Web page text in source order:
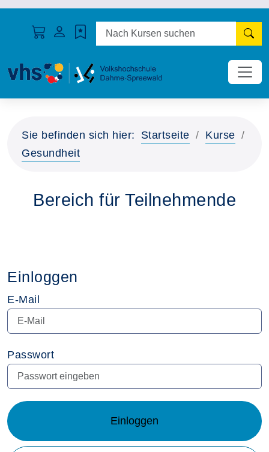
Sie befinden sich hier: Startseite
Kurse
Gesundheit
Bereich für Teilnehmende
Einloggen
E-Mail
Passwort
Einloggen